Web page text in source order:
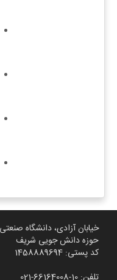
حوزه دانش جویی شریف
کد پستی: 1458889694